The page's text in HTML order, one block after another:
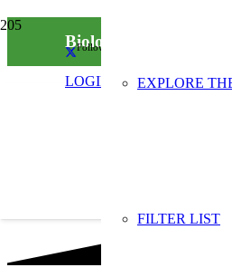
Follow us on social media
LOGIN EXPLORE
FILTER LIST
Biologisch